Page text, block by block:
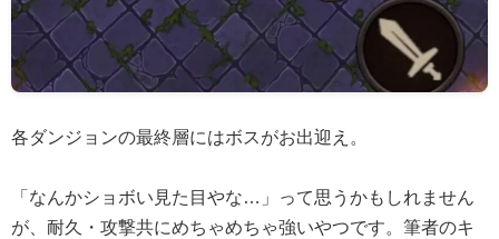
各ダンジョンの最終層にはボスがお出迎え。
「なんかショボい見た目やな…」って思うかもしれません
が、耐久・攻撃共にめちゃめちゃ強いやつです。筆者のキ